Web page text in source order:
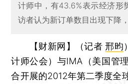
计师中，有43.6%表示经济形
访者认为新订单数目出现下降
【财新网】（记者邢昀）
计师公会）与IMA（美国管
合开展的2012年第二季度全